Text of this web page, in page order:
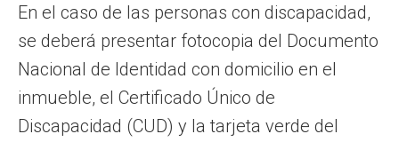
En el caso de las personas con discapacidad,
se deberá presentar fotocopia del Documento
Nacional de Identidad con domicilio en el
inmueble, el Certificado Único de
Discapacidad (CUD) y la tarjeta verde del